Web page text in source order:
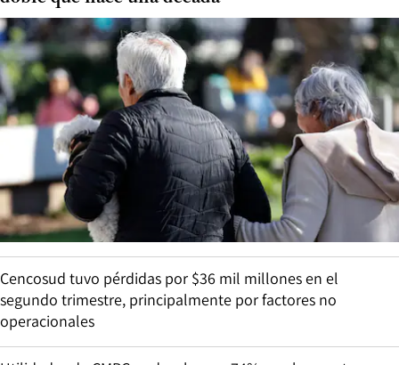
Cencosud tuvo pérdidas por $36 mil millones en el
segundo trimestre, principalmente por factores no
operacionales